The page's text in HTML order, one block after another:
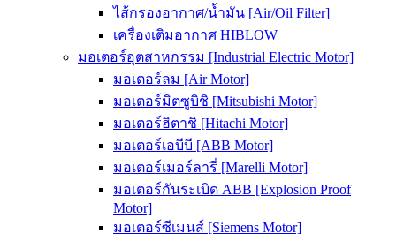
ไส้กรองอากาศ/น้ำมัน [Air/Oil Filter]
เครื่องเติมอากาศ HIBLOW
มอเตอร์อุตสาหกรรม [Industrial Electric Motor]
มอเตอร์ลม [Air Motor]
มอเตอร์มิตซูบิชิ [Mitsubishi Motor]
มอเตอร์ฮิตาชิ [Hitachi Motor]
มอเตอร์เอบีบี [ABB Motor]
มอเตอร์เมอร์ลารี่ [Marelli Motor]
มอเตอร์กันระเบิด ABB [Explosion Proof
Motor]
มอเตอร์ซีเมนส์ [Siemens Motor]